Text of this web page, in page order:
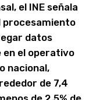
el INE señala
procesamiento
datos
en el operativo
nacional,
de 7,4